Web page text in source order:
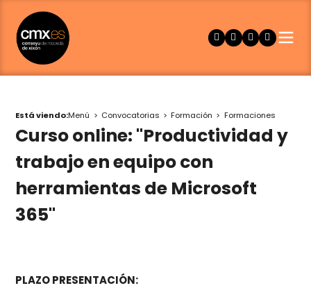
Está viendo:Menú Convocatorias Formación Formaciones
Curso online: "Productividad y
trabajo en equipo con
herramientas de Microsoft
365"
PLAZO PRESENTACIÓN: